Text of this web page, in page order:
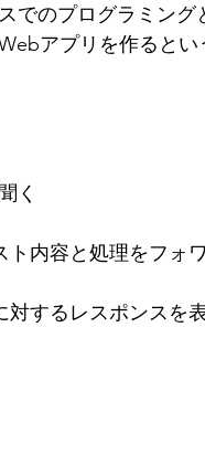
でのプログラミン
アプリを作るとい
く
ト内容と処理をフォ
対するレスポンスを